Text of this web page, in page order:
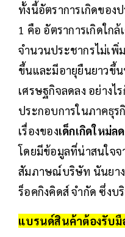
ทั้งนี้อัตราการเกิดของ
1 คือ อัตราการเกิดใก
จำนวนประชากรไม่เ
ขึ้นและมีอายุยืนยาวขึ้
เศรษฐกิจลดลง อย่างไ
ประกอบการในภาคธุร
เรื่องของเด็กเกิดใหม่ล
โดยมีข้อมูลที่น่าสนใจจ
สัมภาษณ์บริษัท นันยาง
ร็อคกิงคิดส์ จำกัด ซึ่ง
แบรนด์สินค้าต้องรับมื